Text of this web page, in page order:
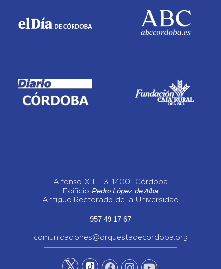
Alfonso XIII, 13, 14001 Córdoba
Edificio Pedro López de Alba
Antiguo Rectorado de la Universidad
957 49 17 67
comunicaciones@orquestadecordoba.org